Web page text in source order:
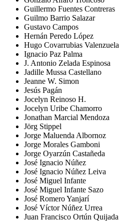
Guillermo Fuentes Contreras
Guilmo Barrio Salazar
Gustavo Campos
Hernán Peredo López
Hugo Covarrubias Valenzuela
Ignacio Paz Palma
J. Antonio Zelada Espinosa
Jadille Mussa Castellano
Jeanne W. Simon
Jesús Pagán
Jocelyn Reinoso H.
Jocelyn Uribe Chamorro
Jonathan Marcial Mendoza
Jörg Stippel
Jorge Maluenda Albornoz
Jorge Morales Gamboni
Jorge Oyarzún Castañeda
José Ignacio Núñez
José Ignacio Núñez Leiva
José Miguel Infante
José Miguel Infante Sazo
José Romero Yanjarí
José Víctor Núñez Urrea
Juan Francisco Ortún Quijada